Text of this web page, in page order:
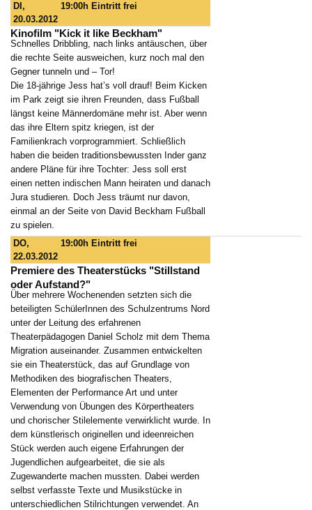
DI,
20.03.2012
19:00h Eintritt frei
Kinofilm "Kick it like Beckham"
Schnelles Dribbling, nach links antäuschen, über
die rechte Seite ausweichen, kurz noch mal den
Gegner tunneln und – Tor!
Die 18-jährige Jess hat’s voll drauf! Beim Kicken
im Park zeigt sie ihren Freunden, dass Fußball
längst keine Männerdomäne mehr ist. Aber wenn
das ihre Eltern spitz kriegen, ist der
Familienkrach vorprogrammiert. Schließlich
haben die beiden traditionsbewussten Inder ganz
andere Pläne für ihre Tochter: Jess soll erst
einen netten indischen Mann heiraten und danach
Jura studieren. Doch Jess träumt nur davon,
einmal an der Seite von David Beckham Fußball
zu spielen.
DO,
22.03.2012
19:00h Eintritt frei
Premiere des Theaterstücks "Stillstand
oder Aufstand?"
Über mehrere Wochenenden setzten sich die
beteiligten SchülerInnen des Schulzentrums Nord
unter der Leitung des erfahrenen
Theaterpädagogen Daniel Scholz mit dem Thema
Migration auseinander. Zusammen entwickelten
sie ein Theaterstück, das auf Grundlage von
Methodiken des biografischen Theaters,
Elementen der Performance Art und unter
Verwendung von Übungen des Körpertheaters
und chorischer Stilelemente verwirklicht wurde. In
dem künstlerisch originellen und ideenreichen
Stück werden auch eigene Erfahrungen der
Jugendlichen aufgearbeitet, die sie als
Zugewanderte machen mussten. Dabei werden
selbst verfasste Texte und Musikstücke in
unterschiedlichen Stilrichtungen verwendet. An